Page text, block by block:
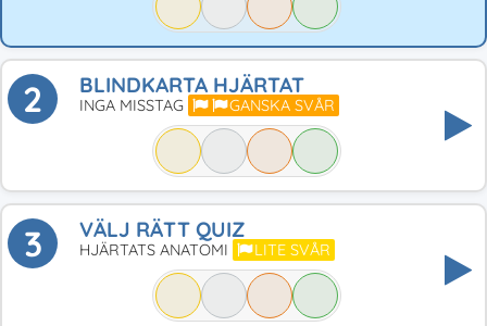
2 BLINDKARTA HJÄRTAT
INGA MISSTAG GANSKA SVÅR
3 VÄLJ RÄTT QUIZ
HJÄRTATS ANATOMI LITE SVÅR